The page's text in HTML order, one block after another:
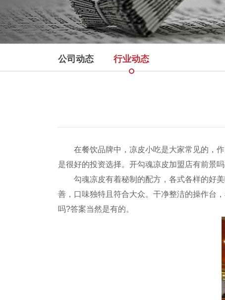
公司动态 行业动态
在餐饮品牌中，凉皮小吃是大家常见的，作
是很好的投资选择。开勾魂凉皮加盟店有前景
勾魂凉皮有着秘制的配方，各式各样的好美
善，口味独特且符合大众。干净整洁的操作台
吗?答案当然是有的。